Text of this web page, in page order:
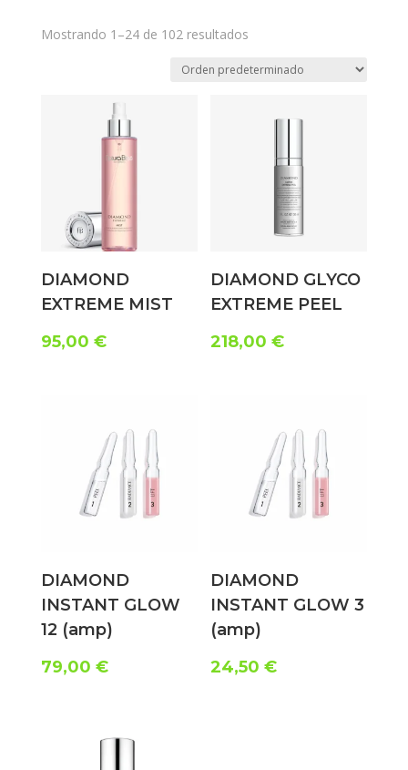
Mostrando 1–24 de 102 resultados
DIAMOND
EXTREME MIST
95,00 €
DIAMOND GLYCO
EXTREME PEEL
218,00€
DIAMOND
INSTANT GLOW
12 (amp)
79,00 €
DIAMOND
INSTANT GLOW 3
(amp)
24,50€